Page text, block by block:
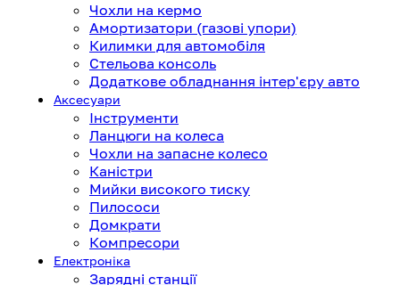
Чохли на кермо
Амортизатори (газові упори)
Килимки для автомобіля
Стельова консоль
Додаткове обладнання інтер'єру авто
Аксесуари
Інструменти
Ланцюги на колеса
Чохли на запасне колесо
Каністри
Мийки високого тиску
Пилососи
Домкрати
Компресори
Електроніка
Зарядні станції